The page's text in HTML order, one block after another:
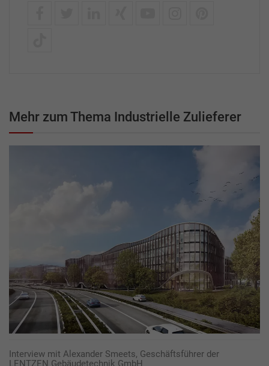
Mehr zum Thema Industrielle Zulieferer
Interview mit Alexander Smeets, Geschäftsführer der